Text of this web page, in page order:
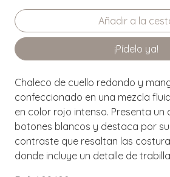
¡Pídelo ya!
Chaleco de cuello redondo y
confeccionado en una mezcla
en color rojo intenso. Presenta un
botones blancos y destaca por
contraste que resaltan las
donde incluye un detalle de